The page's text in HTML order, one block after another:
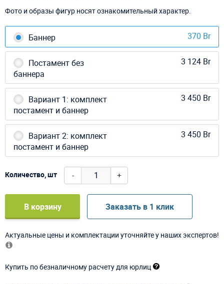
Фото и образы фигур носят ознакомительный характер.
Баннер 370 Br
Постамент без
баннера
3 124 Br
Вариант 1: комплект
постамент и баннер
3 450 Br
Вариант 2: комплект
постамент и баннер
3 450 Br
Количество, шт - +
В корзину Заказать в 1 клик
Актуальные цены и комплектации уточняйте у наших экспертов!
Купить по безналичному расчету для юрлиц